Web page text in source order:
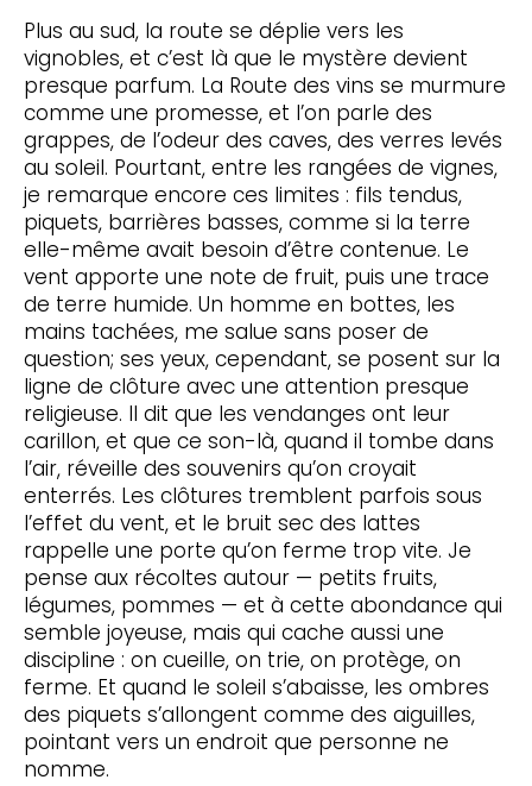
Plus au sud, la route se déplie vers les
vignobles, et c’est là que le mystère devient
presque parfum. La Route des vins se murmure
comme une promesse, et l’on parle des
grappes, de l’odeur des caves, des verres levés
au soleil. Pourtant, entre les rangées de vignes,
je remarque encore ces limites : fils tendus,
piquets, barrières basses, comme si la terre
elle-même avait besoin d’être contenue. Le
vent apporte une note de fruit, puis une trace
de terre humide. Un homme en bottes, les
mains tachées, me salue sans poser de
question; ses yeux, cependant, se posent sur la
ligne de clôture avec une attention presque
religieuse. Il dit que les vendanges ont leur
carillon, et que ce son-là, quand il tombe dans
l’air, réveille des souvenirs qu’on croyait
enterrés. Les clôtures tremblent parfois sous
l’effet du vent, et le bruit sec des lattes
rappelle une porte qu’on ferme trop vite. Je
pense aux récoltes autour — petits fruits,
légumes, pommes — et à cette abondance qui
semble joyeuse, mais qui cache aussi une
discipline : on cueille, on trie, on protège, on
ferme. Et quand le soleil s’abaisse, les ombres
des piquets s’allongent comme des aiguilles,
pointant vers un endroit que personne ne
nomme.